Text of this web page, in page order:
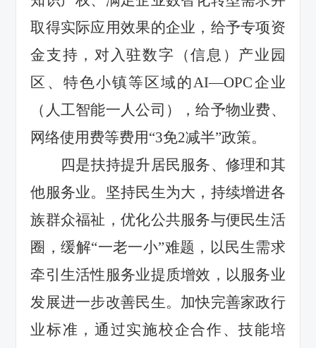
取得实际应用效果的企业，给予专项资
金支持，对入驻数字（信息）产业园
区 、特色小镇等区域的AI—OPC企业
（人工智能一人公司），给予物业费、
网络使用费等费用“3免2减半”政策。
四是扶持提升居民服务、修理和其
他服务业。 坚持民生为大， 持续增进各
族群众福祉 ， 优化公共服务与便民生活
圈，缓解“一老一小”难题，以民生需求
牵引生活性服务业提质增效，以服务业
发展进一步改善民生。 加快完善家政行
业标准，通过实施校企合作、技能培